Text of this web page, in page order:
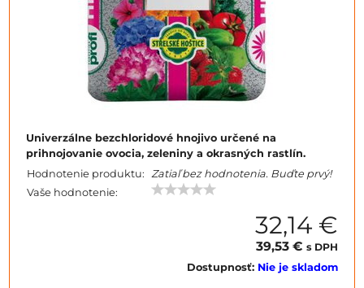
Univerzálne bezchloridové hnojivo určené na
prihnojovanie ovocia, zeleniny a okrasných rastlín.
Hodnotenie produktu: Zatiaľ bez hodnotenia. Buďte prvý!
Vaše hodnotenie:
32,14 €
39,53 € s DPH
Dostupnosť: Nie je skladom